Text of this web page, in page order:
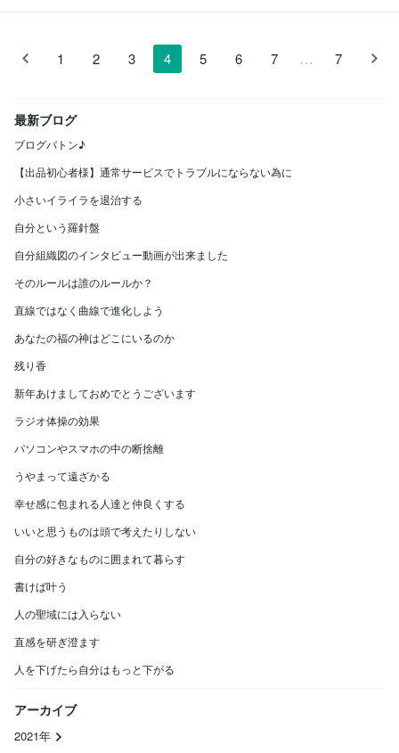
1 2 3 4 5 6 7 … 7
最新ブログ
ブログバトン♪
【出品初心者様】通常サービスでトラブルにならない為に
小さいイライラを退治する
自分という羅針盤
自分組織図のインタビュー動画が出来ました
そのルールは誰のルールか？
直線ではなく曲線で進化しよう
あなたの福の神はどこにいるのか
残り香
新年あけましておめでとうございます
ラジオ体操の効果
パソコンやスマホの中の断捨離
うやまって遠ざかる
幸せ感に包まれる人達と仲良くする
いいと思うものは頭で考えたりしない
自分の好きなものに囲まれて暮らす
書けば叶う
人の聖域には入らない
直感を研ぎ澄ます
人を下げたら自分はもっと下がる
アーカイブ
2021年